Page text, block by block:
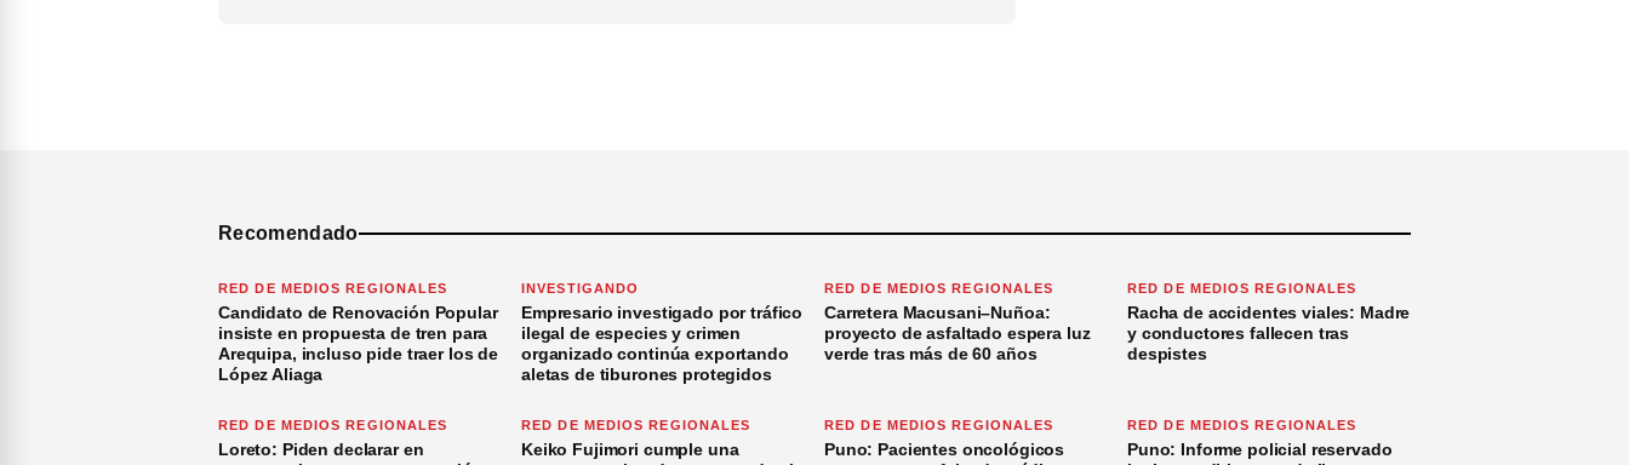
Recomendado
RED DE MEDIOS REGIONALES
Candidato de Renovación Popular
insiste en propuesta de tren para
Arequipa, incluso pide traer los de
López Aliaga
INVESTIGANDO
Empresario investigado por tráfico
ilegal de especies y crimen
organizado continúa exportando
aletas de tiburones protegidos
RED DE MEDIOS REGIONALES
Carretera Macusani–Nuñoa:
proyecto de asfaltado espera luz
verde tras más de 60 años
RED DE MEDIOS REGIONALES
Racha de accidentes viales: Madre
y conductores fallecen tras
despistes
RED DE MEDIOS REGIONALES
Loreto: Piden declarar en
RED DE MEDIOS REGIONALES
Keiko Fujimori cumple una
RED DE MEDIOS REGIONALES
Puno: Pacientes oncológicos
RED DE MEDIOS REGIONALES
Puno: Informe policial reservado